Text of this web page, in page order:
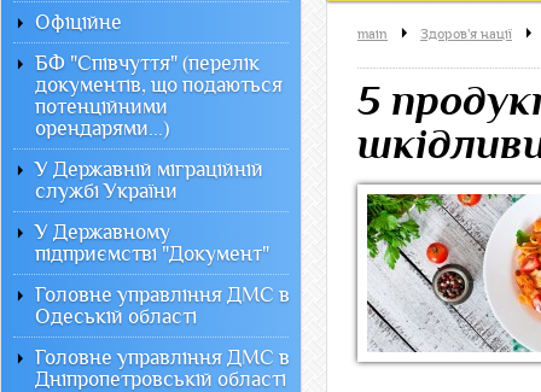
main Здоров'я нації
5
Офiцiйне
БФ "Співчуття" (перелік
документів, що подаються
потенційними
орендарями...)
У Державній міграційній
службі України
У Державному
підприємстві "Документ"
Головне управління ДМС в
Одеській області
Головне управління ДМС в
Дніпропетровській області